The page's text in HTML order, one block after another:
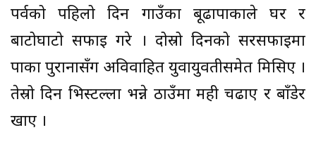
पर्वको पहिलो दिन गाउँका बूढापाकाले घर र
बाटोघाटो सफाइ गरे । दोस्रो दिनको सरसफाइमा
पाका पुरानासँग अविवाहित युवायुवतीसमेत मिसिए ।
तेस्रो दिन भिस्टल्ला भन्ने ठाउँमा मही चढाए र बाँडेर
खाए ।